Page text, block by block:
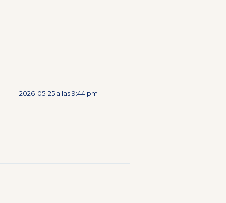
2026-05-25 a las 9:44 pm